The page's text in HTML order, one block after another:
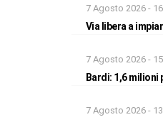
7 Agosto 2026 -
Via libera a
7 Agosto 2026 -
Bardi: 1,6
7 Agosto 2026 -